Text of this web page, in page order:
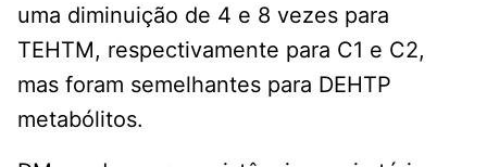
uma diminuição de 4 e 8 vezes para
TEHTM, respectivamente para C1 e C2,
mas foram semelhantes para DEHTP
metabólitos.